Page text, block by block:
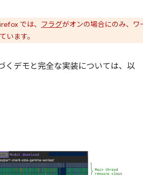
では、 フラグがオンの場合にのみ、ワ
います。
くデモと完全な実装については、以